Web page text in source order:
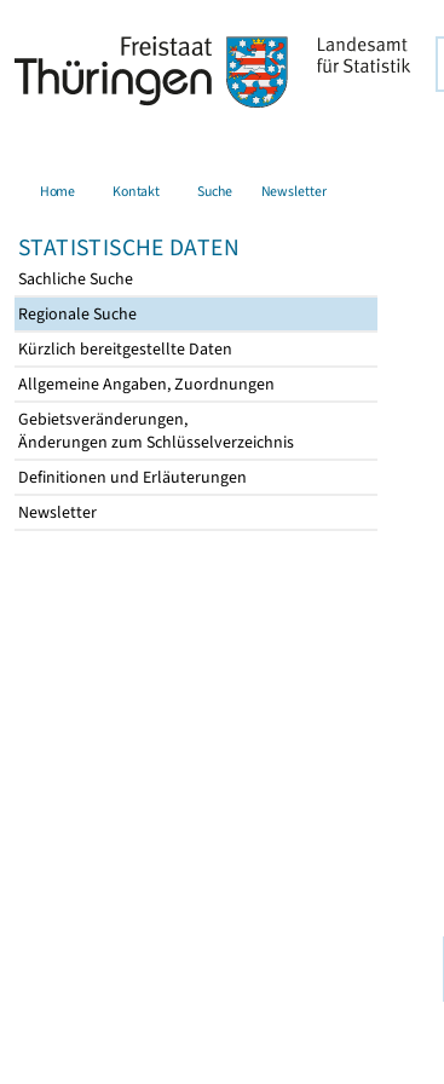
Home Kontakt Suche Newsletter
STATISTISCHE DATEN
Sachliche Suche
Regionale Suche
Kürzlich bereitgestellte Daten
Allgemeine Angaben, Zuordnungen
Gebietsveränderungen,
Änderungen zum Schlüsselverzeichnis
Definitionen und Erläuterungen
Newsletter